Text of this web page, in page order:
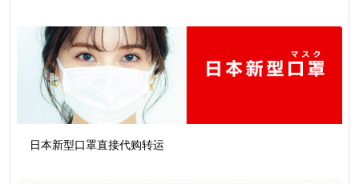
日本新型口罩直接代购转运